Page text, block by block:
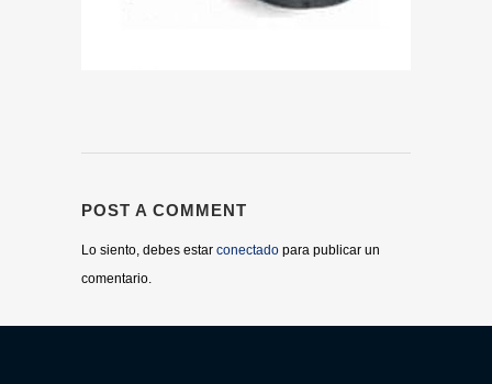
POST A COMMENT
Lo siento, debes estar conectado para publicar un
comentario.